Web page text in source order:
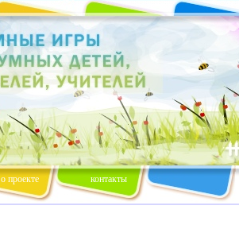
о проекте
контакты